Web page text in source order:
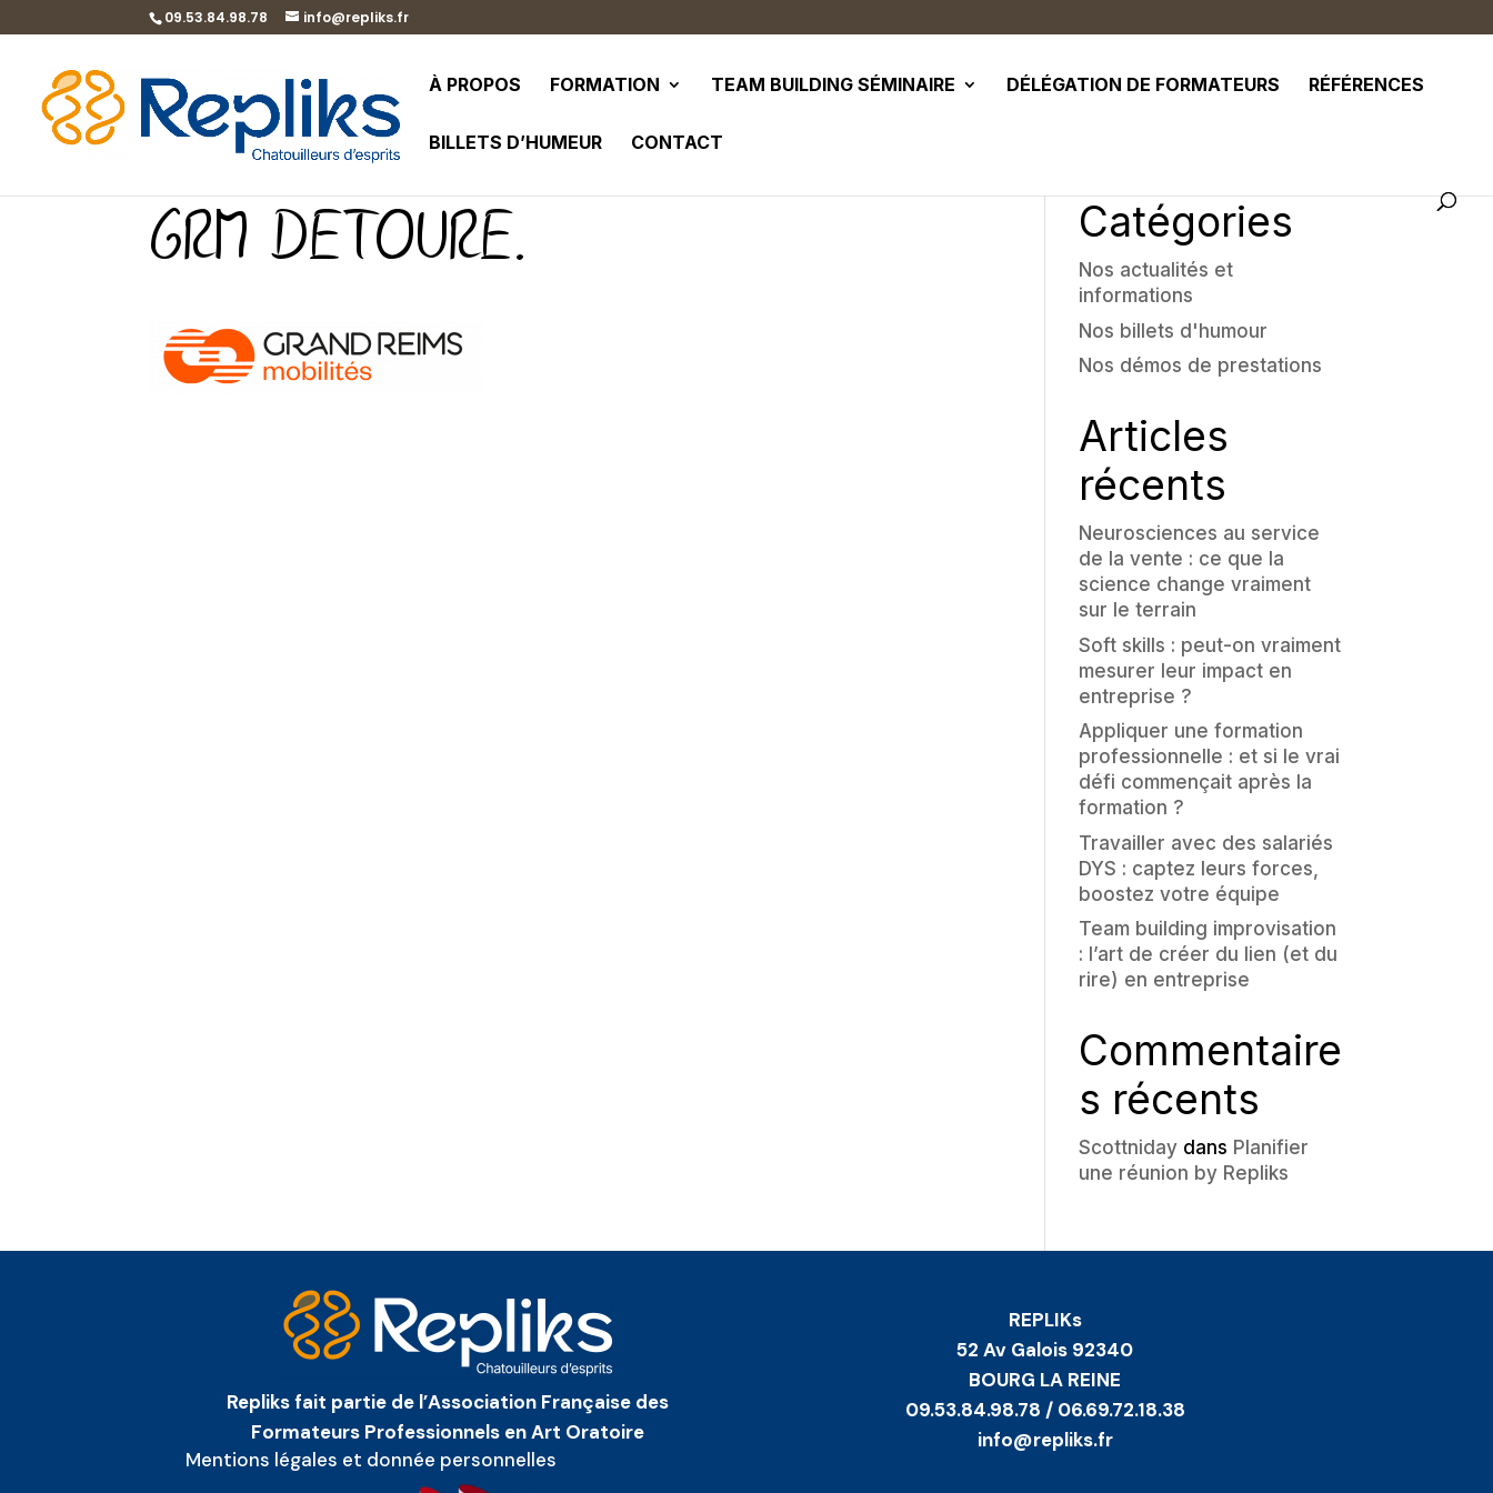
09.53.84.98.78 info@repliks.fr
À PROPOS FORMATION TEAM BUILDING SÉMINAIRE DÉLÉGATION DE FORMATEURS RÉFÉRENCES
BILLETS D’HUMEUR CONTACT
GRM DETOURE. Catégories
Nos actualités et
informations
Nos billets d'humour
Nos démos de prestations
Articles
récents
Neurosciences au service
de la vente : ce que la
science change vraiment
sur le terrain
Soft skills : peut-on vraiment
mesurer leur impact en
entreprise ?
Appliquer une formation
professionnelle : et si le vrai
défi commençait après la
formation ?
Travailler avec des salariés
DYS : captez leurs forces,
boostez votre équipe
Team building improvisation
: l’art de créer du lien (et du
rire) en entreprise
Commentaire
s récents
Scottnidaydans Planifier
une réunion by Repliks
Repliks fait partie de l’Association Française des
Formateurs Professionnels en Art Oratoire
Mentions légales et donnée personnelles
REPLIKs
52 Av Galois 92340
BOURG LA REINE
09.53.84.98.78 / 06.69.72.18.38
info@repliks.fr